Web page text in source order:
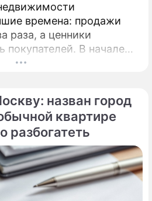
времена: продажи
раза, а ценники
покупателей. В начале
новостройки
назван город
квартире
разбогатеть